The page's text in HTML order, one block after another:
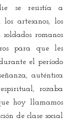
se resistía a
artesanos, los
romanos
para que les
el período
auténtica
rozaba
hoy llamamos
de clase social